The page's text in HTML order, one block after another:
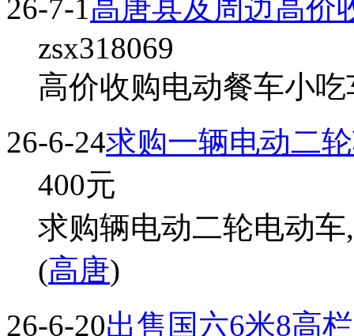
26-7-1高唐县及周边高价
zsx318069
高价收购电动餐车小
26-6-24求购一辆电动二
400元
求购辆电动二轮电动
(高唐)
26-6-20出售国六6米8高